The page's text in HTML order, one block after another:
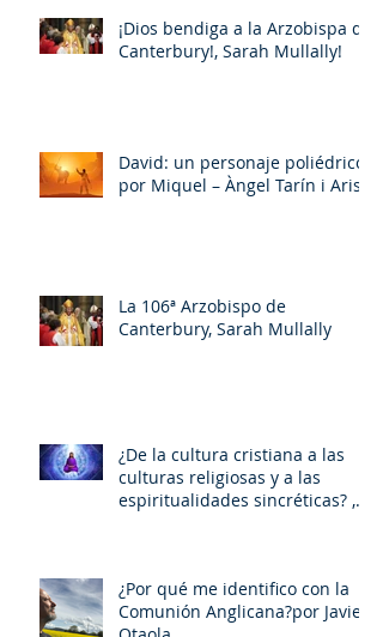
¡Dios bendiga a la Arzobispa de
Canterbury!, Sarah Mullally!
David: un personaje poliédrico,
por Miquel – Àngel Tarín i Arisó
La 106ª Arzobispo de
Canterbury, Sarah Mullally
¿De la cultura cristiana a las
culturas religiosas y a las
espiritualidades sincréticas? ,
¿Por qué me identifico con la
Comunión Anglicana?por Javier